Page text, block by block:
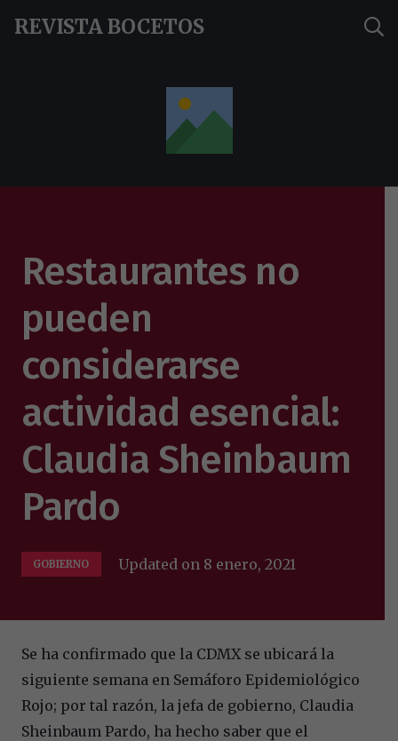
REVISTA BOCETOS
Restaurantes no
pueden
considerarse
actividad esencial:
Claudia Sheinbaum
Pardo
GOBIERNO Updated on 8 enero, 2021
Se ha confirmado que la CDMX se ubicará la
siguiente semana en Semáforo Epidemiológico
Rojo; por tal razón, la jefa de gobierno, Claudia
Sheinbaum Pardo, ha hecho saber que el